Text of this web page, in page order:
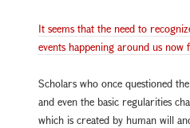
It seems that the need to
events happening around us
Scholars who once questioned
and even the basic regularities
which is created by human will